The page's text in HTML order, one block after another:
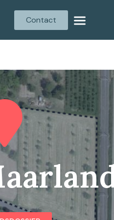
Contact